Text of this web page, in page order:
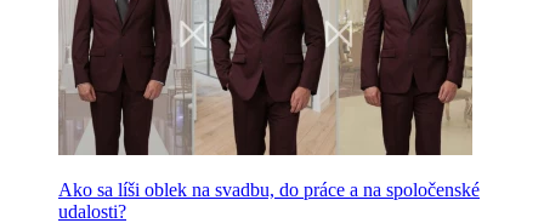
Ako sa líši oblek na svadbu, do práce a na spoločenské
udalosti?